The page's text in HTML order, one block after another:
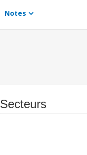
Notes
Secteurs